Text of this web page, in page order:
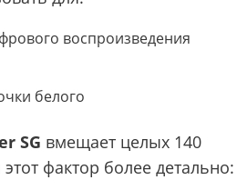
воспроизведения
белого
SG вмещает целых 140
фактор более детально: